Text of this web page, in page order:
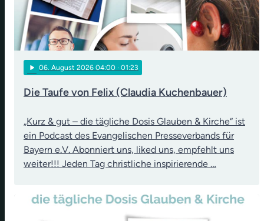
play_arrow 06. August 2026 04:00 · 01:23
Die Taufe von Felix (Claudia Kuchenbauer)
„Kurz & gut – die tägliche Dosis Glauben & Kirche“ ist
ein Podcast des Evangelischen Presseverbands für
Bayern e.V. Abonniert uns, liked uns, empfehlt uns
weiter!!! Jeden Tag christliche inspirierende …